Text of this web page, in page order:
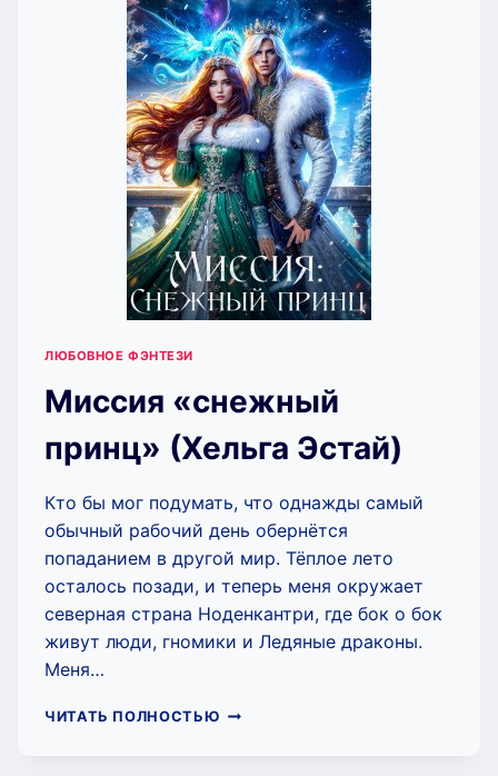
(ХЕЛЬГА
ЭСТАЙ)
ЛЮБОВНОЕ ФЭНТЕЗИ
Миссия «снежный
принц» (Хельга Эстай)
Кто бы мог подумать, что однажды самый
обычный рабочий день обернётся
попаданием в другой мир. Тёплое лето
осталось позади, и теперь меня окружает
северная страна Ноденкантри, где бок о бок
живут люди, гномики и Ледяные драконы.
Меня…
ЧИТАТЬ ПОЛНОСТЬЮ МИССИЯ